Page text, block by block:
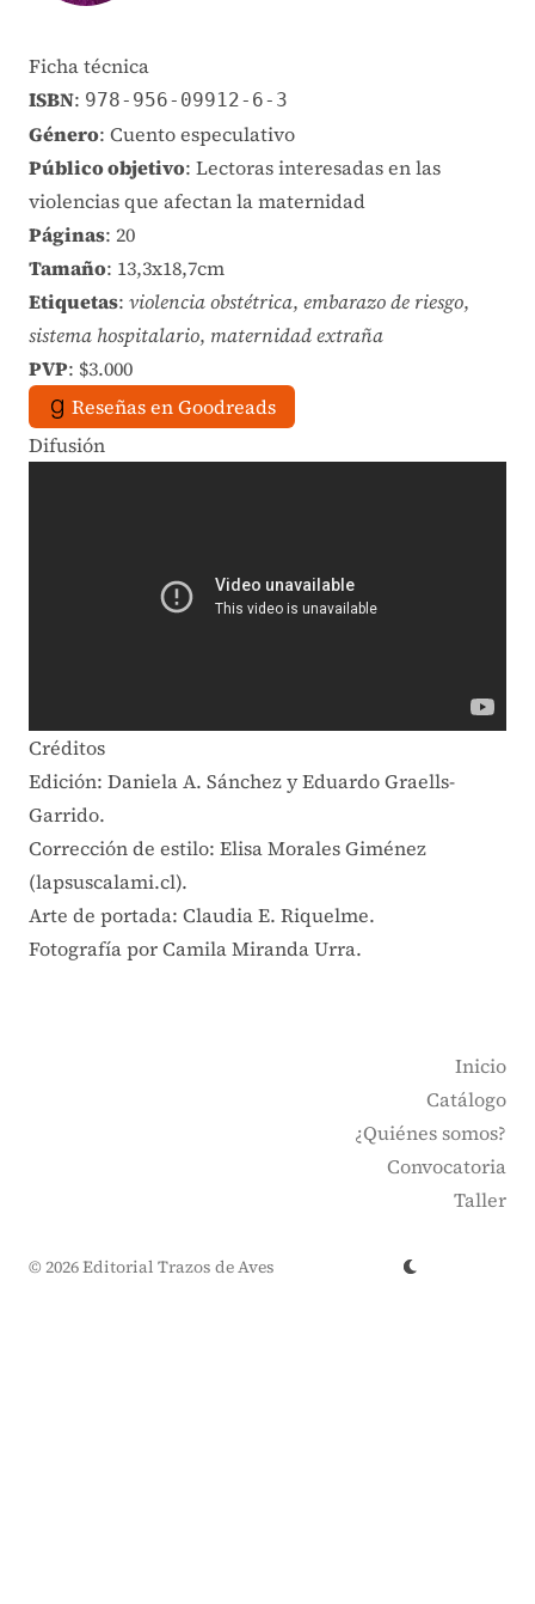
Ficha técnica
ISBN: 978-956-09912-6-3
Género: Cuento especulativo
Público objetivo: Lectoras interesadas en las
violencias que afectan la maternidad
Páginas: 20
Tamaño: 13,3x18,7cm
Etiquetas: violencia obstétrica, embarazo de riesgo,
sistema hospitalario, maternidad extraña
PVP: $3.000
Reseñas en Goodreads
Difusión
Créditos
Edición: Daniela A. Sánchez y Eduardo Graells-
Garrido.
Corrección de estilo: Elisa Morales Giménez
(lapsuscalami.cl).
Arte de portada: Claudia E. Riquelme.
Fotografía por Camila Miranda Urra.
Inicio
Catálogo
¿Quiénes somos?
Convocatoria
Taller
© 2026 Editorial Trazos de Aves